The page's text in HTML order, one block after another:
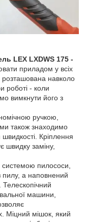
LEX LXDWS 175 -
приладом у всіх
розташована навколо
роботі - коли
вимкнути його з
ручкою,
ми також знаходимо
Кріплення
швидку заміну,
пилососи,
пилу, а наповнений
машини,
Міцний мішок, який